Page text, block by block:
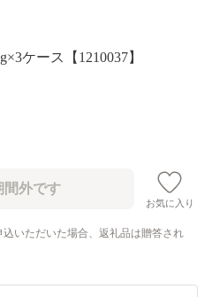
ケース【1210037】
お気に入り
いただいた場合、返礼品は贈答され